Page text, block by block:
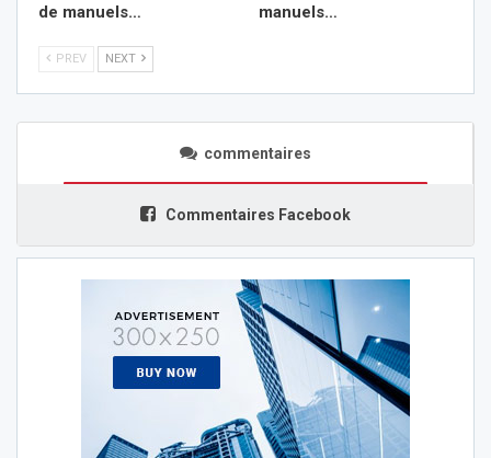
de manuels…
manuels…
PREV NEXT
commentaires
Commentaires Facebook